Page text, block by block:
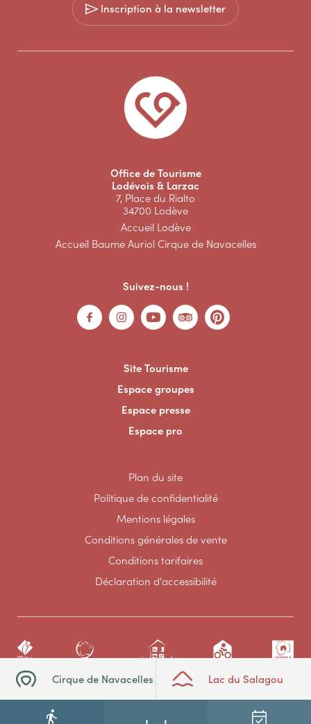
Cirque de Navacelles Lac du Salagou
Inscription à la newsletter
Office de Tourisme
Lodévois & Larzac
7, Place du Rialto
34700 Lodève
Accueil Lodève
Accueil Baume Auriol Cirque de Navacelles
Suivez-nous !
Site Tourisme
Espace groupes
Espace presse
Espace pro
Plan du site
Politique de confidentialité
Mentions légales
Conditions générales de vente
Conditions tarifaires
Déclaration d'accessibilité